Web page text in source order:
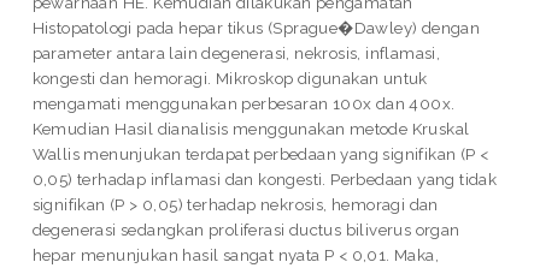
Histopatologi pada hepar tikus (Sprague�Dawley) dengan
parameter antara lain degenerasi, nekrosis, inflamasi,
kongesti dan hemoragi. Mikroskop digunakan untuk
mengamati menggunakan perbesaran 100x dan 400x.
Kemudian Hasil dianalisis menggunakan metode Kruskal
Wallis menunjukan terdapat perbedaan yang signifikan (P <
0,05) terhadap inflamasi dan kongesti. Perbedaan yang tidak
signifikan (P > 0,05) terhadap nekrosis, hemoragi dan
degenerasi sedangkan proliferasi ductus biliverus organ
hepar menunjukan hasil sangat nyata P < 0,01. Maka,